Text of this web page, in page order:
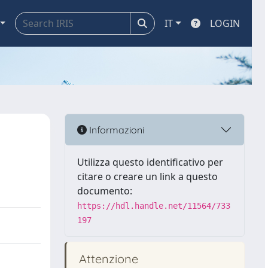
IT LOGIN
Informazioni
Utilizza questo identificativo per
citare o creare un link a questo
documento:
https://hdl.handle.net/11564/733
197
Attenzione